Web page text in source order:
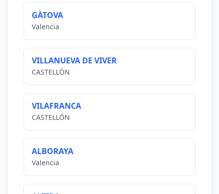
GÀTOVA
Valencia
VILLANUEVA DE VIVER
CASTELLÓN
VILAFRANCA
CASTELLÓN
ALBORAYA
Valencia